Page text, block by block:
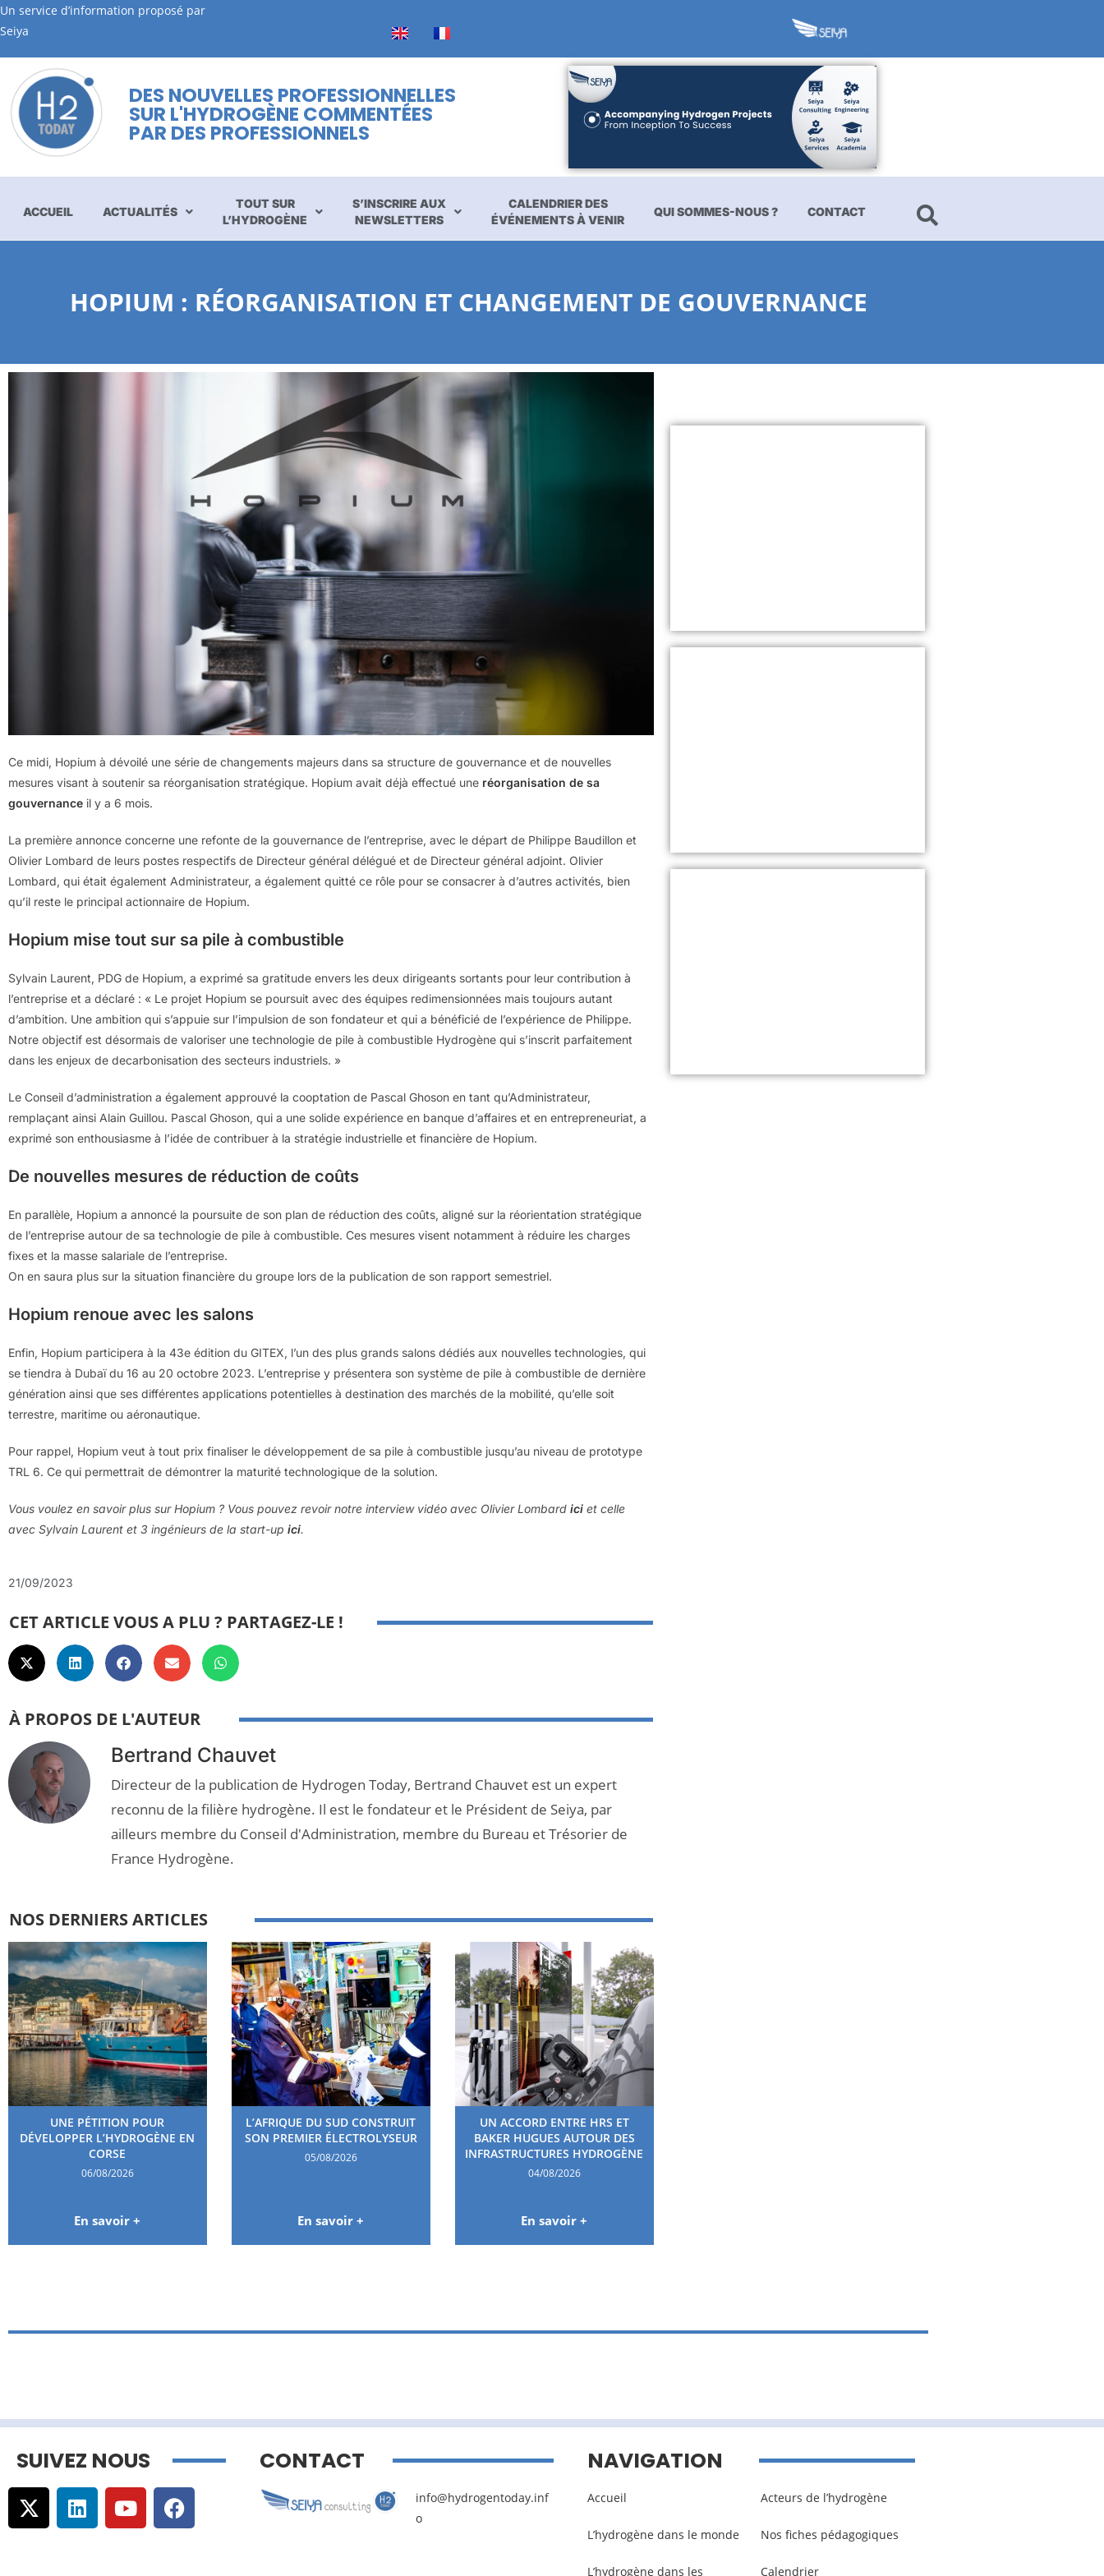
Un service d’information proposé par
Seiya
DES NOUVELLES PROFESSIONNELLES
SUR L'HYDROGÈNE COMMENTÉES
PAR DES PROFESSIONNELS
ACCUEIL ACTUALITÉS
TOUT SUR
L’HYDROGÈNE
S’INSCRIRE AUX
NEWSLETTERS
CALENDRIER DES
ÉVÉNEMENTS À VENIR
QUI SOMMES-NOUS ? CONTACT
HOPIUM : RÉORGANISATION ET CHANGEMENT DE GOUVERNANCE
Ce midi, Hopium à dévoilé une série de changements majeurs dans sa structure de gouvernance et de nouvelles
mesures visant à soutenir sa réorganisation stratégique. Hopium avait déjà effectué une réorganisation de sa
gouvernance il y a 6 mois.
La première annonce concerne une refonte de la gouvernance de l’entreprise, avec le départ de Philippe Baudillon et
Olivier Lombard de leurs postes respectifs de Directeur général délégué et de Directeur général adjoint. Olivier
Lombard, qui était également Administrateur, a également quitté ce rôle pour se consacrer à d’autres activités, bien
qu’il reste le principal actionnaire de Hopium.
Hopium mise tout sur sa pile à combustible
Sylvain Laurent, PDG de Hopium, a exprimé sa gratitude envers les deux dirigeants sortants pour leur contribution à
l’entreprise et a déclaré : « Le projet Hopium se poursuit avec des équipes redimensionnées mais toujours autant
d’ambition. Une ambition qui s’appuie sur l’impulsion de son fondateur et qui a bénéficié de l’expérience de Philippe.
Notre objectif est désormais de valoriser une technologie de pile à combustible Hydrogène qui s’inscrit parfaitement
dans les enjeux de decarbonisation des secteurs industriels. »
Le Conseil d’administration a également approuvé la cooptation de Pascal Ghoson en tant qu’Administrateur,
remplaçant ainsi Alain Guillou. Pascal Ghoson, qui a une solide expérience en banque d’affaires et en entrepreneuriat, a
exprimé son enthousiasme à l’idée de contribuer à la stratégie industrielle et financière de Hopium.
De nouvelles mesures de réduction de coûts
En parallèle, Hopium a annoncé la poursuite de son plan de réduction des coûts, aligné sur la réorientation stratégique
de l’entreprise autour de sa technologie de pile à combustible. Ces mesures visent notamment à réduire les charges
fixes et la masse salariale de l’entreprise.
On en saura plus sur la situation financière du groupe lors de la publication de son rapport semestriel.
Hopium renoue avec les salons
Enfin, Hopium participera à la 43e édition du GITEX, l’un des plus grands salons dédiés aux nouvelles technologies, qui
se tiendra à Dubaï du 16 au 20 octobre 2023. L’entreprise y présentera son système de pile à combustible de dernière
génération ainsi que ses différentes applications potentielles à destination des marchés de la mobilité, qu’elle soit
terrestre, maritime ou aéronautique.
Pour rappel, Hopium veut à tout prix finaliser le développement de sa pile à combustible jusqu’au niveau de prototype
TRL 6. Ce qui permettrait de démontrer la maturité technologique de la solution.
Vous voulez en savoir plus sur Hopium ? Vous pouvez revoir notre interview vidéo avec Olivier Lombard ici et celle
avec Sylvain Laurent et 3 ingénieurs de la start-up ici.
21/09/2023
CET ARTICLE VOUS A PLU ? PARTAGEZ-LE !
À PROPOS DE L'AUTEUR
Bertrand Chauvet
Directeur de la publication de Hydrogen Today, Bertrand Chauvet est un expert
reconnu de la filière hydrogène. Il est le fondateur et le Président de Seiya, par
ailleurs membre du Conseil d'Administration, membre du Bureau et Trésorier de
France Hydrogène.
NOS DERNIERS ARTICLES
UNE PÉTITION POUR
DÉVELOPPER L’HYDROGÈNE EN
CORSE
06/08/2026
En savoir +
L’AFRIQUE DU SUD CONSTRUIT
SON PREMIER ÉLECTROLYSEUR
05/08/2026
En savoir +
UN ACCORD ENTRE HRS ET
BAKER HUGUES AUTOUR DES
INFRASTRUCTURES HYDROGÈNE
04/08/2026
En savoir +
SUIVEZ NOUS CONTACT
info@hydrogentoday.inf
o
NAVIGATION
Accueil
L’hydrogène dans le monde
L’hydrogène dans les
Acteurs de l’hydrogène
Nos fiches pédagogiques
Calendrier